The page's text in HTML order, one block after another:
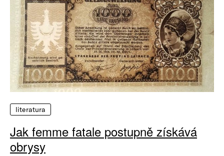
literatura
Jak femme fatale postupně získává
obrysy